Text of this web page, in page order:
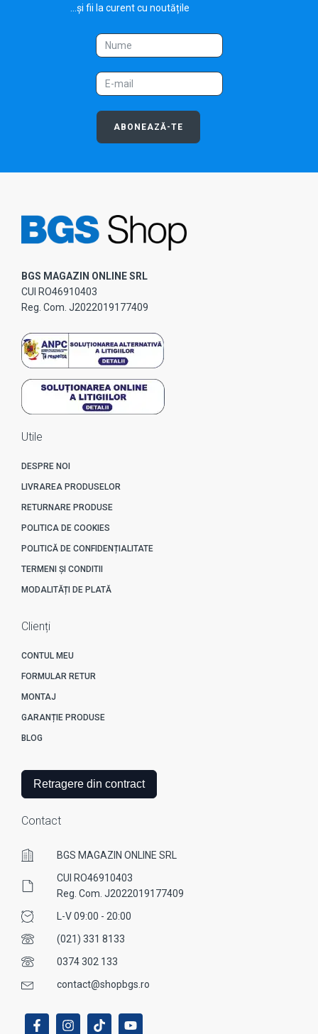
...și fii la curent cu noutățile
ABONEAZĂ-TE
BGS MAGAZIN ONLINE SRL
CUI RO46910403
Reg. Com. J2022019177409
Utile
DESPRE NOI
LIVRAREA PRODUSELOR
RETURNARE PRODUSE
POLITICA DE COOKIES
POLITICĂ DE CONFIDENȚIALITATE
TERMENI ȘI CONDITII
MODALITĂȚI DE PLATĂ
Clienți
CONTUL MEU
FORMULAR RETUR
MONTAJ
GARANȚIE PRODUSE
BLOG
Retragere din contract
Contact
BGS MAGAZIN ONLINE SRL
CUI RO46910403
Reg. Com. J2022019177409
L-V 09:00 - 20:00
(021) 331 8133
0374 302 133
contact@shopbgs.ro